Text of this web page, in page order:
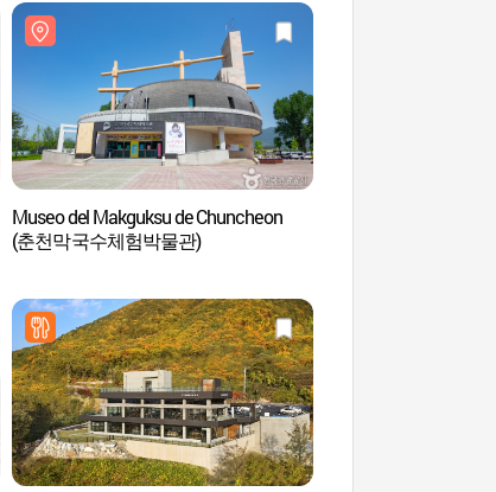
Museo del Makguksu de Chuncheon
(춘천막국수체험박물관)